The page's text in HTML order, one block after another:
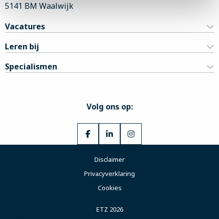
5141 BM Waalwijk
Vacatures
Leren bij
Specialismen
Volg ons op:
Ga
Facebook
Ga
LinkedIn
Ga
Disclaimer
Privacyverklaring
Cookies
ETZ 2026